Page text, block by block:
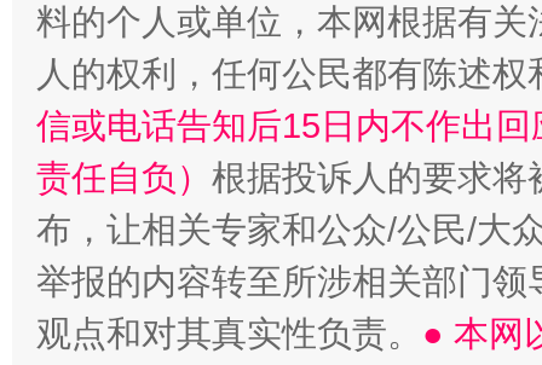
料的个人或单位，本网根据有
人的权利，任何公民都有陈述
信或电话告知后15日内不作出
责任自负） 根据投诉人的要求将
布，让相关专家和公众/公民/大
举报的内容转至所涉相关部门
观点和对其真实性负责。 ● 本网